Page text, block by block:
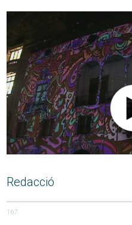
Redacció
167